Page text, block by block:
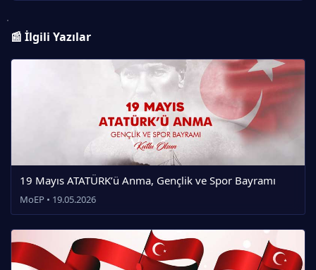
📰 İlgili Yazılar
19 Mayıs ATATÜRK’ü Anma, Gençlik ve Spor Bayramı
MoEP • 19.05.2026